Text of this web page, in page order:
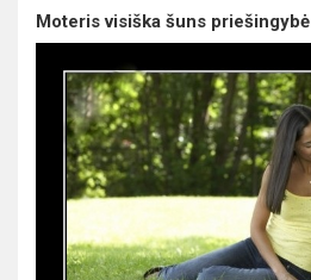
Moteris visiška šuns priešingybė